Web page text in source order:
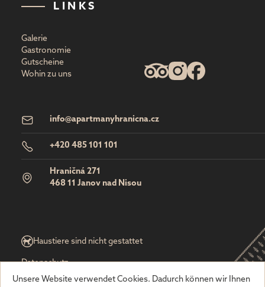
LINKS
Galerie
Gastronomie
Gutscheine
Wohin zu uns
info@apartmanyhranicna.cz
+420 485 101 101
Hraničná 271
468 11 Janov nad Nisou
Haustiere sind nicht gestattet
Datenschutz
Allgemeine Geschäftsbedingungen
Unsere Website verwendet Cookies. Dadurch können wir Ihnen